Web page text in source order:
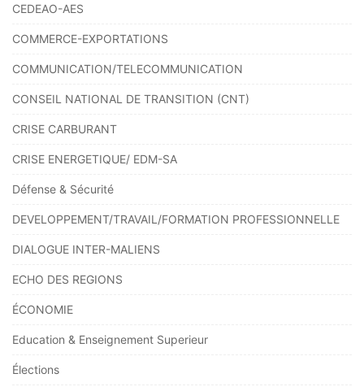
CEDEAO-AES
COMMERCE-EXPORTATIONS
COMMUNICATION/TELECOMMUNICATION
CONSEIL NATIONAL DE TRANSITION (CNT)
CRISE CARBURANT
CRISE ENERGETIQUE/ EDM-SA
Défense & Sécurité
DEVELOPPEMENT/TRAVAIL/FORMATION PROFESSIONNELLE
DIALOGUE INTER-MALIENS
ECHO DES REGIONS
ÉCONOMIE
Education & Enseignement Superieur
Élections